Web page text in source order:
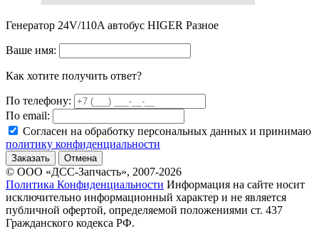
Генератор 24V/110A автобус HIGER Разное
Ваше имя:
Как хотите получить ответ?
По телефону:
По email:
Согласен на обработку персональных данных и принимаю
политику конфиденциальности
Заказать Отмена
© ООО «ДСС-Запчасть», 2007-2026
Политика Конфиденциальности Информация на сайте носит
исключительно информационный характер и не является
публичной офертой, определяемой положениями ст. 437
Гражданского кодекса РФ.